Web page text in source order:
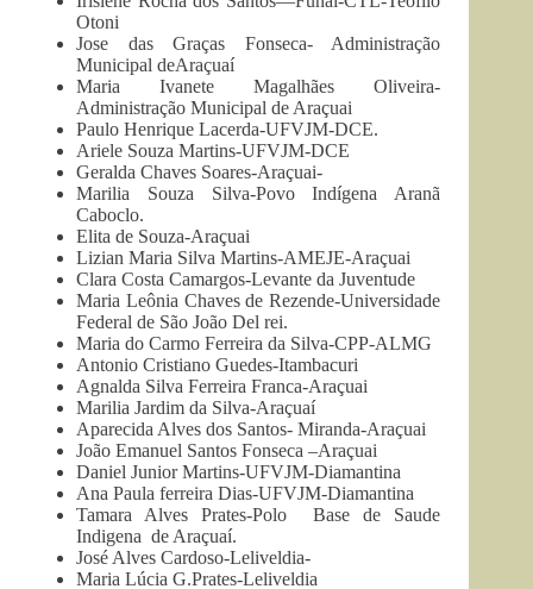
Otoni
Jose das Graças Fonseca- Administração
Municipal deAraçuaí
Maria Ivanete Magalhães Oliveira-
Administração Municipal de Araçuai
Paulo Henrique Lacerda-UFVJM-DCE.
Ariele Souza Martins-UFVJM-DCE
Geralda Chaves Soares-Araçuai-
Marilia Souza Silva-Povo Indígena Aranã
Caboclo.
Elita de Souza-Araçuai
Lizian Maria Silva Martins-AMEJE-Araçuai
Clara Costa Camargos-Levante da Juventude
Maria Leônia Chaves de Rezende-Universidade
Federal de São João Del rei.
Maria do Carmo Ferreira da Silva-CPP-ALMG
Antonio Cristiano Guedes-Itambacuri
Agnalda Silva Ferreira Franca-Araçuai
Marilia Jardim da Silva-Araçuaí
Aparecida Alves dos Santos- Miranda-Araçuai
João Emanuel Santos Fonseca –Araçuai
Daniel Junior Martins-UFVJM-Diamantina
Ana Paula ferreira Dias-UFVJM-Diamantina
Tamara Alves Prates-Polo Base de Saude
Indigena de Araçuaí.
José Alves Cardoso-Leliveldia-
Maria Lúcia G.Prates-Leliveldia